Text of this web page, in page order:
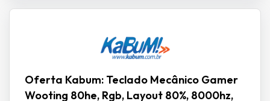
Oferta Kabum: Teclado Mecânico Gamer
Wooting 80he, Rgb, Layout 80%, 8000hz,